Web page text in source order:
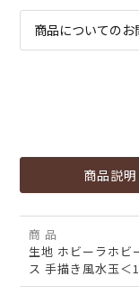
商品についてのお
商品説明
商 品
生地 ホビーラホビ
ス 手描き風水玉＜